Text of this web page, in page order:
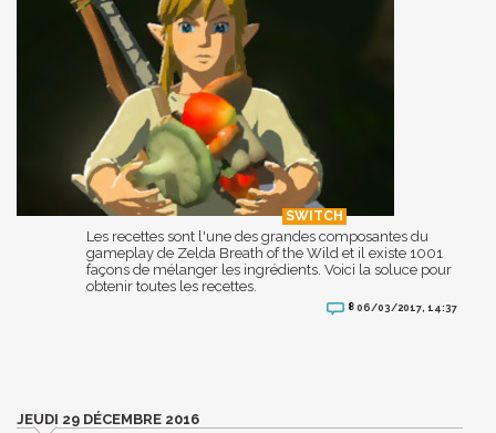
Les recettes sont l'une des grandes composantes du
gameplay de Zelda Breath of the Wild et il existe 1001
façons de mélanger les ingrédients. Voici la soluce pour
obtenir toutes les recettes.
8 06/03/2017, 14:37
JEUDI 29 DÉCEMBRE 2016